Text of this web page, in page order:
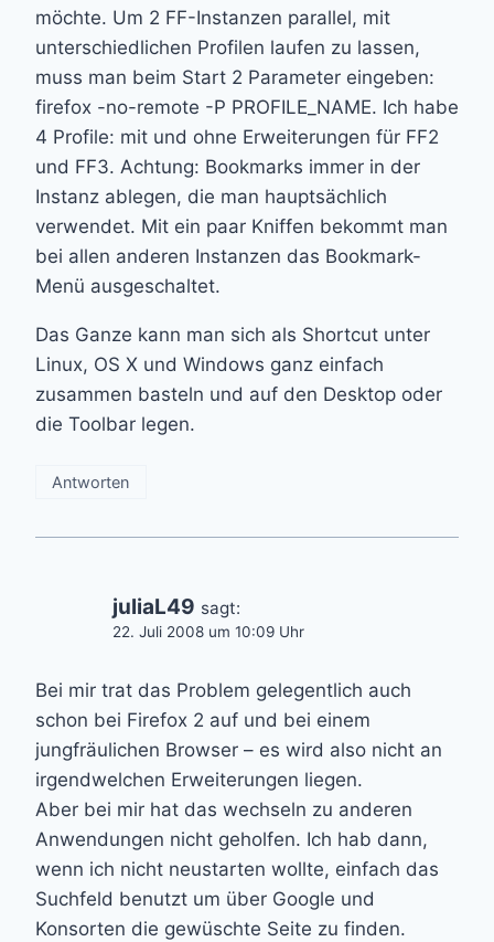
möchte. Um 2 FF-Instanzen parallel, mit
unterschiedlichen Profilen laufen zu lassen,
muss man beim Start 2 Parameter eingeben:
firefox -no-remote -P PROFILE_NAME. Ich habe
4 Profile: mit und ohne Erweiterungen für FF2
und FF3. Achtung: Bookmarks immer in der
Instanz ablegen, die man hauptsächlich
verwendet. Mit ein paar Kniffen bekommt man
bei allen anderen Instanzen das Bookmark-
Menü ausgeschaltet.
Das Ganze kann man sich als Shortcut unter
Linux, OS X und Windows ganz einfach
zusammen basteln und auf den Desktop oder
die Toolbar legen.
Antworten
juliaL49 sagt:
22. Juli 2008 um 10:09 Uhr
Bei mir trat das Problem gelegentlich auch
schon bei Firefox 2 auf und bei einem
jungfräulichen Browser – es wird also nicht an
irgendwelchen Erweiterungen liegen.
Aber bei mir hat das wechseln zu anderen
Anwendungen nicht geholfen. Ich hab dann,
wenn ich nicht neustarten wollte, einfach das
Suchfeld benutzt um über Google und
Konsorten die gewüschte Seite zu finden.